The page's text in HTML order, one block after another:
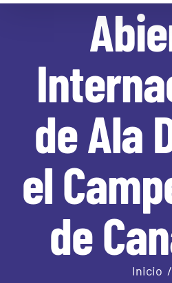
de Ala
el
de
Inicio